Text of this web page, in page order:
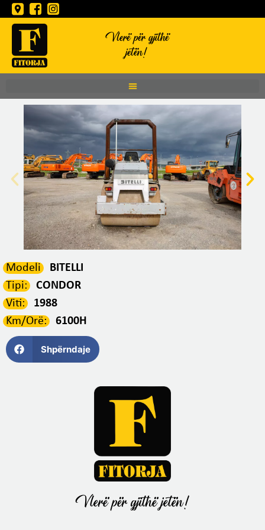
Vlerë për gjithë
jetën!
Modeli
BITELLI
Tipi:
CONDOR
Viti:
1988
Km/Orë:
6100H
Shpërndaje
Vlerë për gjithë jetën!